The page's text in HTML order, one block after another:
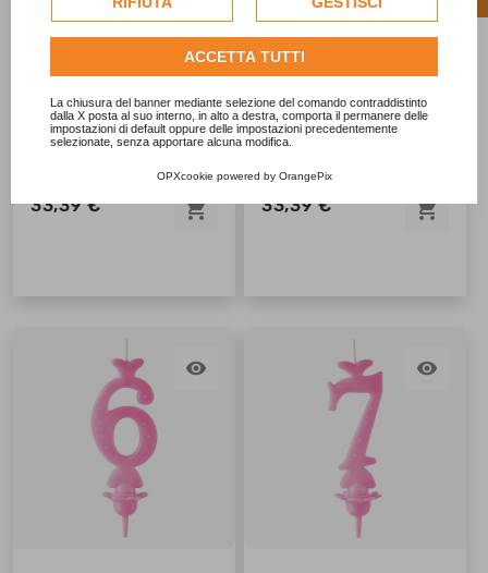
per personalizzare gli annunci pubblicitari. Per ulteriori
informazioni su come Google utilizza i dati raccolti,
politica sulla privacy di Google
Consulta l'informativa cookie completa.
ACCETTA TUTTI
La chiusura del banner mediante selezione del comando contraddistinto
dalla X posta al suo interno, in alto a destra, comporta il permanere delle
impostazioni di default oppure delle impostazioni precedentemente
selezionate, senza apportare alcuna modifica.
OPXcookie powered by OrangePix
33,39 € shopping_cart
10 PZ 25
33,39 € shopping_cart
 